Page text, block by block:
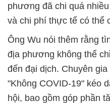
phương đã chi quá
và chi phí thực tế có thể
Ông Wu nói thêm rằng
địa phương không thể
đến đại dịch. Chuyên
"Không COVID-19" kéo
hội, bao gồm góp phần